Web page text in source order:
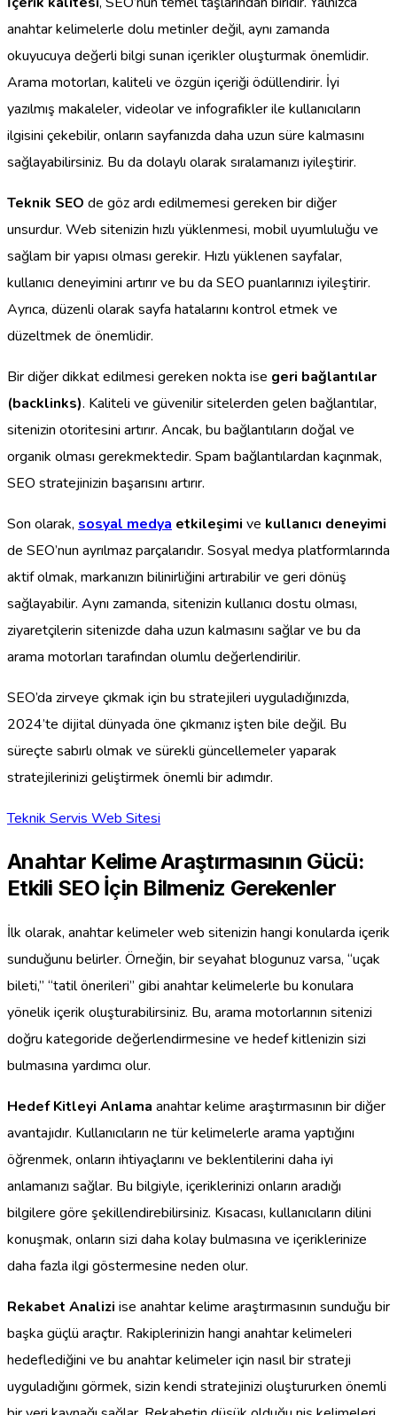
anahtar kelimelerle dolu metinler değil, aynı zamanda
okuyucuya değerli bilgi sunan içerikler oluşturmak önemlidir.
Arama motorları, kaliteli ve özgün içeriği ödüllendirir. İyi
yazılmış makaleler, videolar ve infografikler ile kullanıcıların
ilgisini çekebilir, onların sayfanızda daha uzun süre kalmasını
sağlayabilirsiniz. Bu da dolaylı olarak sıralamanızı iyileştirir.
Teknik SEO de göz ardı edilmemesi gereken bir diğer
unsurdur. Web sitenizin hızlı yüklenmesi, mobil uyumluluğu ve
sağlam bir yapısı olması gerekir. Hızlı yüklenen sayfalar,
kullanıcı deneyimini artırır ve bu da SEO puanlarınızı iyileştirir.
Ayrıca, düzenli olarak sayfa hatalarını kontrol etmek ve
düzeltmek de önemlidir.
Bir diğer dikkat edilmesi gereken nokta ise geri bağlantılar
(backlinks). Kaliteli ve güvenilir sitelerden gelen bağlantılar,
sitenizin otoritesini artırır. Ancak, bu bağlantıların doğal ve
organik olması gerekmektedir. Spam bağlantılardan kaçınmak,
SEO stratejinizin başarısını artırır.
Son olarak, sosyal medya etkileşimi ve kullanıcı deneyimi
de SEO’nun ayrılmaz parçalarıdır. Sosyal medya platformlarında
aktif olmak, markanızın bilinirliğini artırabilir ve geri dönüş
sağlayabilir. Aynı zamanda, sitenizin kullanıcı dostu olması,
ziyaretçilerin sitenizde daha uzun kalmasını sağlar ve bu da
arama motorları tarafından olumlu değerlendirilir.
SEO’da zirveye çıkmak için bu stratejileri uyguladığınızda,
2024’te dijital dünyada öne çıkmanız işten bile değil. Bu
süreçte sabırlı olmak ve sürekli güncellemeler yaparak
stratejilerinizi geliştirmek önemli bir adımdır.
Teknik Servis Web Sitesi
Anahtar Kelime Araştırmasının Gücü:
Etkili SEO İçin Bilmeniz Gerekenler
İlk olarak, anahtar kelimeler web sitenizin hangi konularda içerik
sunduğunu belirler. Örneğin, bir seyahat blogunuz varsa, “uçak
bileti,” “tatil önerileri” gibi anahtar kelimelerle bu konulara
yönelik içerik oluşturabilirsiniz. Bu, arama motorlarının sitenizi
doğru kategoride değerlendirmesine ve hedef kitlenizin sizi
bulmasına yardımcı olur.
Hedef Kitleyi Anlama anahtar kelime araştırmasının bir diğer
avantajıdır. Kullanıcıların ne tür kelimelerle arama yaptığını
öğrenmek, onların ihtiyaçlarını ve beklentilerini daha iyi
anlamanızı sağlar. Bu bilgiyle, içeriklerinizi onların aradığı
bilgilere göre şekillendirebilirsiniz. Kısacası, kullanıcıların dilini
konuşmak, onların sizi daha kolay bulmasına ve içeriklerinize
daha fazla ilgi göstermesine neden olur.
Rekabet Analizi ise anahtar kelime araştırmasının sunduğu bir
başka güçlü araçtır. Rakiplerinizin hangi anahtar kelimeleri
hedeflediğini ve bu anahtar kelimeler için nasıl bir strateji
uyguladığını görmek, sizin kendi stratejinizi oluştururken önemli